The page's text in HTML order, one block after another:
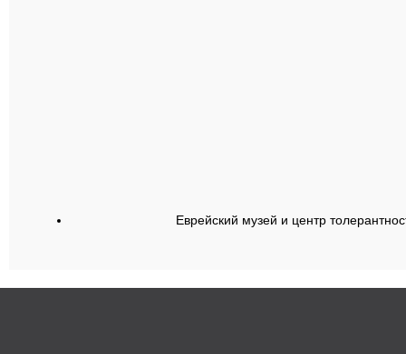
Еврейский музей и центр